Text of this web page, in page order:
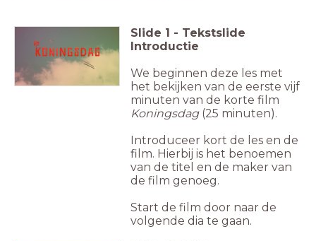
Slide 1 - Tekstslide
Introductie
We beginnen deze les met
het bekijken van de eerste vijf
minuten van de korte film
Koningsdag(25 minuten).
Introduceer kort de les en de
film. Hierbij is het benoemen
van de titel en de maker van
de film genoeg.
Start de film door naar de
volgende dia te gaan.